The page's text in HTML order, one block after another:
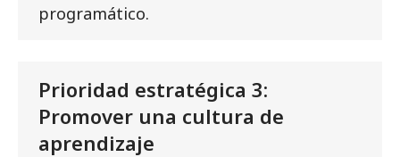
programático.
Prioridad estratégica 3:
Promover una cultura de
aprendizaje